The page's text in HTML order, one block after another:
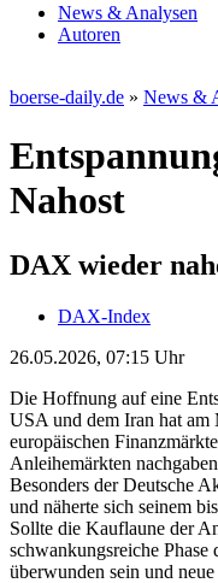
News & Analysen
Autoren
boerse-daily.de » News &
Nahost
DAX wieder
DAX-Index
26.05.2026, 07:15 Uhr
Die Hoffnung auf eine
USA und dem Iran hat am
europäischen
Anleihemärkten
Besonders der Deutsche
und näherte sich seinem
Sollte die Kauflaune der
schwankungsreiche Phase
überwunden sein und